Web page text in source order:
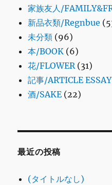
家族友人/
新品衣類/Regnbue
未分類 (96)
本/BOOK (6)
花/FLOWER(31)
記事/ARTICLE ESSAY
酒/SAKE (22)
最近の投稿
(タイトルなし)